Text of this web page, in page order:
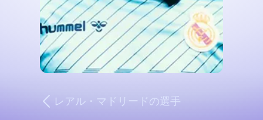
レアル・マドリードの選手